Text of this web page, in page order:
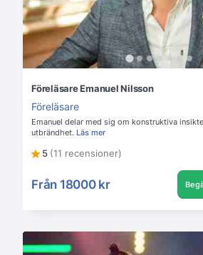
Föreläsare Emanuel Nilsson
Föreläsare
Emanuel delar med sig om konstruktiva
utbrändhet. Läs mer
5 (11 recensioner)
Från 18000 kr